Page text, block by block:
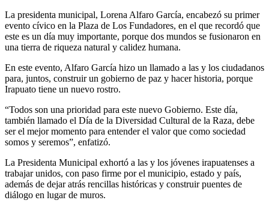
La presidenta municipal, Lorena Alfaro García, encabezó su primer
evento cívico en la Plaza de Los Fundadores, en el que recordó que
este es un día muy importante, porque dos mundos se fusionaron en
una tierra de riqueza natural y calidez humana.
En este evento, Alfaro García hizo un llamado a las y los ciudadanos
para, juntos, construir un gobierno de paz y hacer historia, porque
Irapuato tiene un nuevo rostro.
“Todos son una prioridad para este nuevo Gobierno. Este día,
también llamado el Día de la Diversidad Cultural de la Raza, debe
ser el mejor momento para entender el valor que como sociedad
somos y seremos”, enfatizó.
La Presidenta Municipal exhortó a las y los jóvenes irapuatenses a
trabajar unidos, con paso firme por el municipio, estado y país,
además de dejar atrás rencillas históricas y construir puentes de
diálogo en lugar de muros.